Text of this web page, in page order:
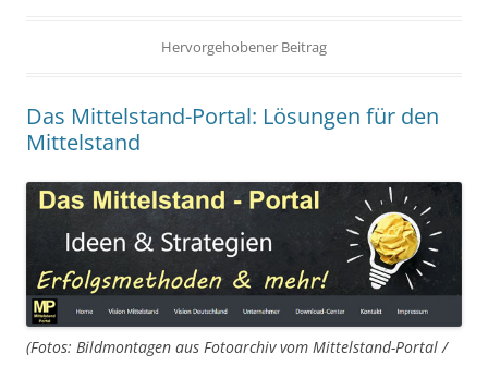
Hervorgehobener Beitrag
Das Mittelstand-Portal: Lösungen für den
Mittelstand
(Fotos: Bildmontagen aus Fotoarchiv vom Mittelstand-Portal /